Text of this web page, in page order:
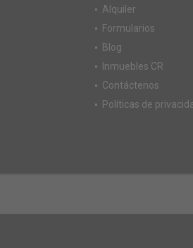
Alquiler
Formularios
Blog
Inmuebles CR
Contáctenos
Políticas de